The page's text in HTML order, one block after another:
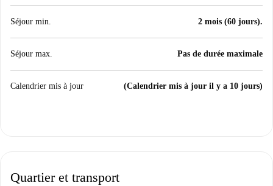
Séjour min. 2 mois (60 jours).
Séjour max. Pas de durée maximale
Calendrier mis à jour (Calendrier mis à jour il y a 10 jours)
Quartier et transport